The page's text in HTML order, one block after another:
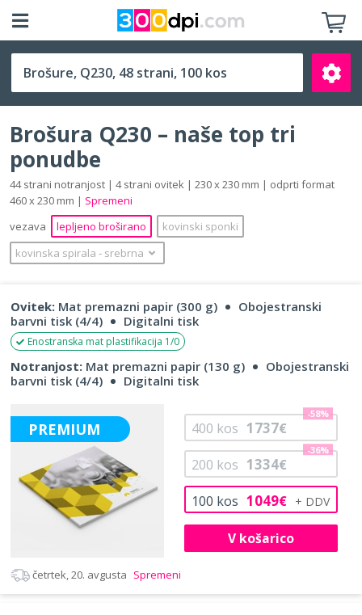
Q230 (230 x 230 mm)
Išči
Brošura Q230 – naše top tri
ponudbe
44 strani notranjost | 4 strani ovitek | 230 x 230 mm | odprti format
460 x 230 mm | Spremeni
vezava
lepljeno broširano
kovinski sponki
kovinska spirala ‐ srebrna
Ovitek: Mat premazni papir (300 g)
Obojestranski
barvni tisk (4/4)
Digitalni tisk
Enostranska mat plastifikacija 1/0
Notranjost: Mat premazni papir (130 g)
Obojestranski
barvni tisk (4/4)
Digitalni tisk
PREMIUM
100 kos 1049€
200 kos 1334€
-36%
400 kos 1737€
-58%
V košarico
četrtek, 20. avgusta Spremeni